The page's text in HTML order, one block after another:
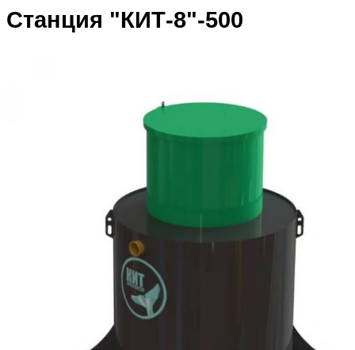
Станция "КИТ-8"-500